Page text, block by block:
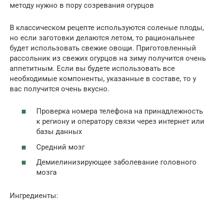
методу нужно в пору созревания огурцов
В классическом рецепте используются соленые плоды,
но если заготовки делаются летом, то рациональнее
будет использовать свежие овощи. Приготовленный
рассольник из свежих огурцов на зиму получится очень
аппетитным. Если вы будете использовать все
необходимые компоненты, указанные в составе, то у
вас получится очень вкусно.
Проверка номера телефона на принадлежность
к региону и оператору связи через интернет или
базы данных
Средний мозг
Демиелинизирующее заболевание головного
мозга
Ингредиенты: